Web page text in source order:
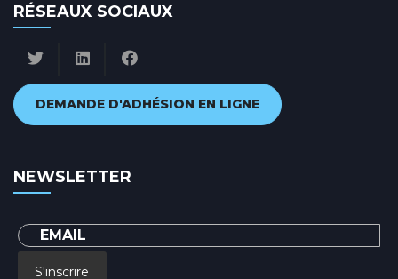
RÉSEAUX SOCIAUX
DEMANDE D'ADHÉSION EN LIGNE
NEWSLETTER
S'inscrire